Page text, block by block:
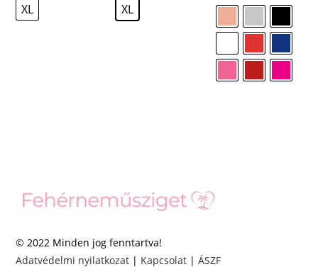
XL
XL
© 2022 Minden jog fenntartva!
Adatvédelmi nyilatkozat | Kapcsolat |ÁSZF